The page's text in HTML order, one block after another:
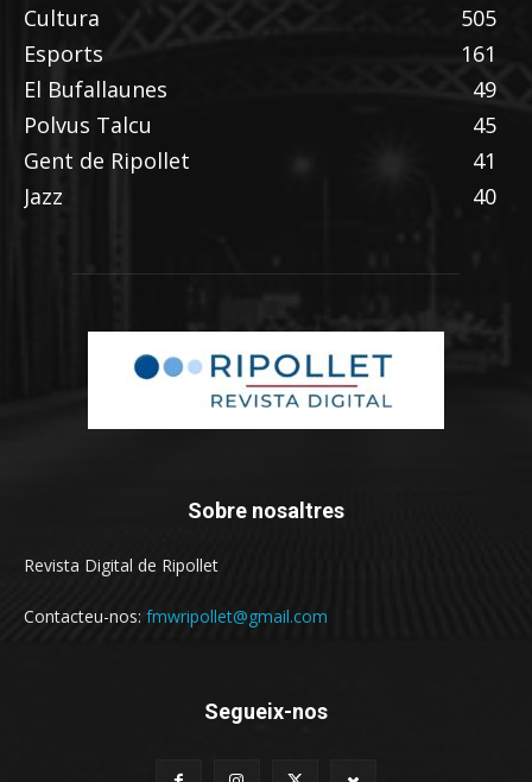
Cultura
505
Esports
161
El Bufallaunes
49
Polvus Talcu
45
Gent de Ripollet
41
Jazz
40
Sobre nosaltres
Revista Digital de Ripollet
Contacteu-nos: fmwripollet@gmail.com
Segueix-nos